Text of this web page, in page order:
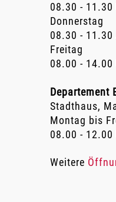
08.30 - 11.30
Donnerstag
08.30 -
Freitag
08.00 - 14.00
Departement
Stadthaus,
Montag bis
08.00 -
Weitere